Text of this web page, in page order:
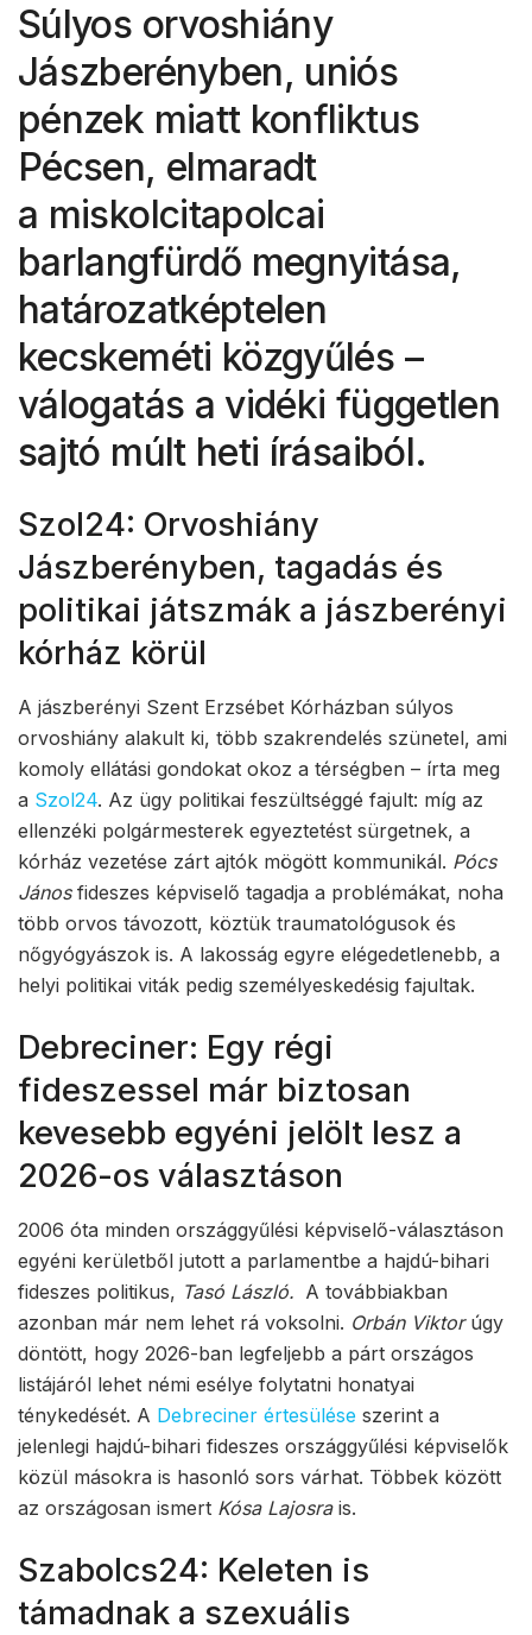
Súlyos orvoshiány
Jászberényben, uniós
pénzek miatt konfliktus
Pécsen, elmaradt
a miskolcitapolcai
barlangfürdő megnyitása,
határozatképtelen
kecskeméti közgyűlés –
válogatás a vidéki független
sajtó múlt heti írásaiból.
Szol24: Orvoshiány
Jászberényben, tagadás és
politikai játszmák a jászberényi
kórház körül
A jászberényi Szent Erzsébet Kórházban súlyos
orvoshiány alakult ki, több szakrendelés szünetel, ami
komoly ellátási gondokat okoz a térségben – írta meg
a Szol24. Az ügy politikai feszültséggé fajult: míg az
ellenzéki polgármesterek egyeztetést sürgetnek, a
kórház vezetése zárt ajtók mögött kommunikál. Pócs
Jánosfideszes képviselő tagadja a problémákat, noha
több orvos távozott, köztük traumatológusok és
nőgyógyászok is. A lakosság egyre elégedetlenebb, a
helyi politikai viták pedig személyeskedésig fajultak.
Debreciner: Egy régi
fideszessel már biztosan
kevesebb egyéni jelölt lesz a
2026-os választáson
2006 óta minden országgyűlési képviselő-választáson
egyéni kerületből jutott a parlamentbe a hajdú-bihari
fideszes politikus, Tasó László. A továbbiakban
azonban már nem lehet rá voksolni. Orbán Viktorúgy
döntött, hogy 2026-ban legfeljebb a párt országos
listájáról lehet némi esélye folytatni honatyai
ténykedését. A Debreciner értesülése szerint a
jelenlegi hajdú-bihari fideszes országgyűlési képviselők
közül másokra is hasonló sors várhat. Többek között
az országosan ismert Kósa Lajosrais.
Szabolcs24: Keleten is
támadnak a szexuális